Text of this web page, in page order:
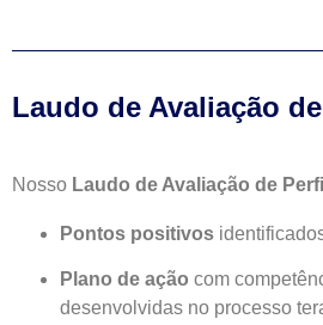
Laudo de Avaliação
Nosso Laudo de Avaliação de Perfil
Pontos positivos
Plano de ação com
desenvolvidas no processo